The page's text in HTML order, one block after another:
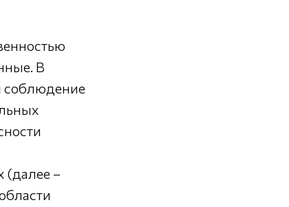
В
соблюдение
(далее –